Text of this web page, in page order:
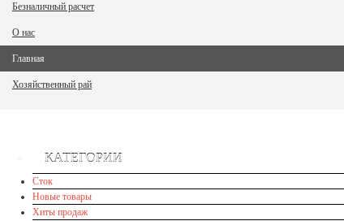
Безналичный расчет
О нас
Главная
Хозяйственный рай
КАТЕГОРИИ
Сток
Новые товары
Хиты продаж